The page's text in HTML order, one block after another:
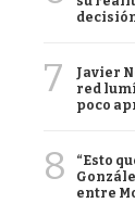
7
Javier
red
poco
8
“Esto
entre